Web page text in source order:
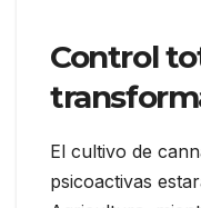
Control
El cultivo de
psicoactivas